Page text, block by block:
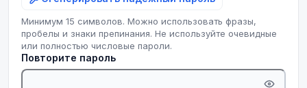
Минимум 15 символов. Можно использовать фразы,
пробелы и знаки препинания. Не используйте очевидные
или полностью числовые пароли.
Повторите пароль